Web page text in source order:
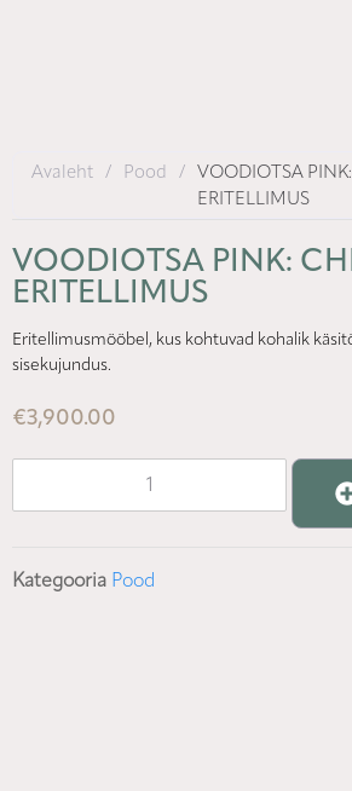
Avaleht / Pood / VOODIOTSA
ERITELLIMUS
VOODIOTSA PINK:
ERITELLIMUS
Eritellimusmööbel, kus kohtuvad kohalik
sisekujundus.
€3,900.00
Kategooria Pood